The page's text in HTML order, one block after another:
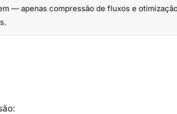
— apenas compressão de fluxos e